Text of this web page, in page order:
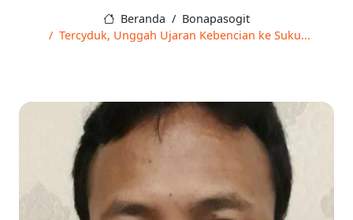
Beranda
Bonapasogit
Tercyduk, Unggah Ujaran Kebencian ke Suku...